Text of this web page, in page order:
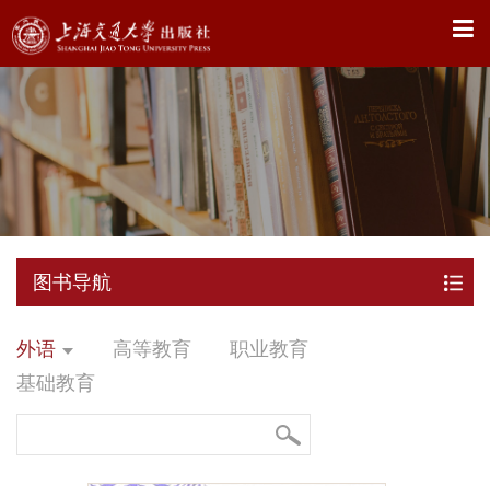
X
图书导航
外语 高等教育
职业教育
基础教育